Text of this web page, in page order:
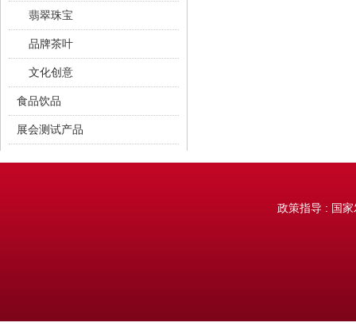
翡翠珠宝
品牌茶叶
文化创意
食品饮品
展会测试产品
政策指导 : 国